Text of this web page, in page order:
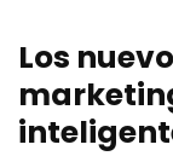
Los